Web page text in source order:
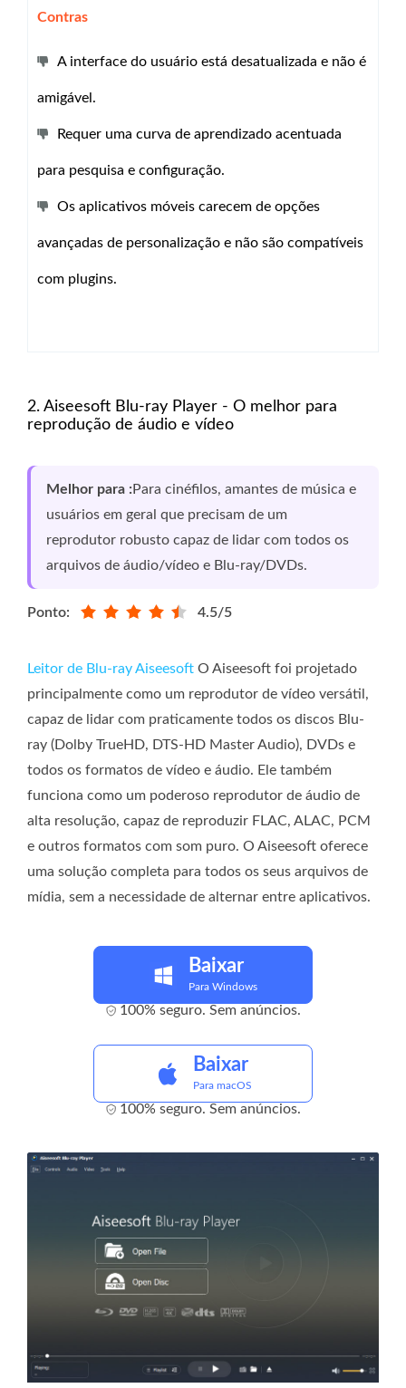
Contras
A interface do usuário está desatualizada e não é
amigável.
Requer uma curva de aprendizado acentuada
para pesquisa e configuração.
Os aplicativos móveis carecem de opções
avançadas de personalização e não são compatíveis
com plugins.
2. Aiseesoft Blu-ray Player - O melhor para
reprodução de áudio e vídeo
Melhor para :Para cinéfilos, amantes de música e
usuários em geral que precisam de um
reprodutor robusto capaz de lidar com todos os
arquivos de áudio/vídeo e Blu-ray/DVDs.
Ponto: 4.5/5
Leitor de Blu-ray Aiseesoft O Aiseesoft foi projetado
principalmente como um reprodutor de vídeo versátil,
capaz de lidar com praticamente todos os discos Blu-
ray (Dolby TrueHD, DTS-HD Master Audio), DVDs e
todos os formatos de vídeo e áudio. Ele também
funciona como um poderoso reprodutor de áudio de
alta resolução, capaz de reproduzir FLAC, ALAC, PCM
e outros formatos com som puro. O Aiseesoft oferece
uma solução completa para todos os seus arquivos de
mídia, sem a necessidade de alternar entre aplicativos.
Baixar
Para Windows
100% seguro. Sem anúncios.
Baixar
Para macOS
100% seguro. Sem anúncios.